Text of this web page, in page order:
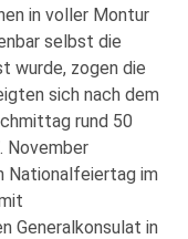
in voller Montur
selbst die
wurde, zogen die
sich nach dem
rund 50
November
Nationalfeiertag im
Generalkonsulat in